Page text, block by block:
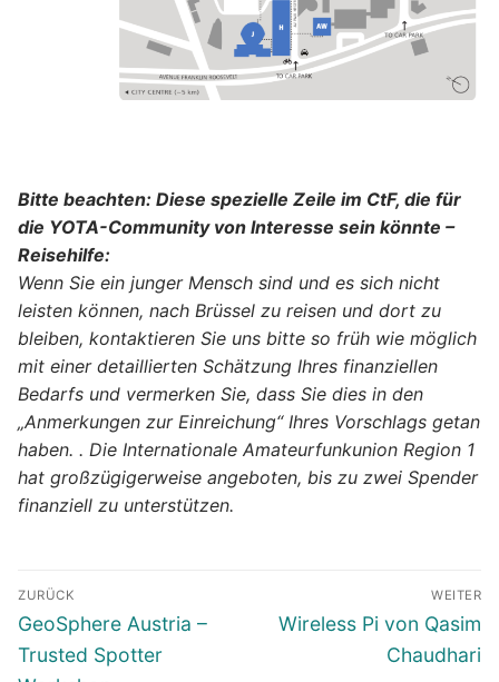
Bitte beachten: Diese spezielle Zeile im CtF, die für
die YOTA-Community von Interesse sein könnte –
Reisehilfe:
Wenn Sie ein junger Mensch sind und es sich nicht
leisten können, nach Brüssel zu reisen und dort zu
bleiben, kontaktieren Sie uns bitte so früh wie möglich
mit einer detaillierten Schätzung Ihres finanziellen
Bedarfs und vermerken Sie, dass Sie dies in den
„Anmerkungen zur Einreichung“ Ihres Vorschlags getan
haben. . Die Internationale Amateurfunkunion Region 1
hat großzügigerweise angeboten, bis zu zwei Spender
finanziell zu unterstützen.
Beitragsnavigation
ZURÜCK
Vorheriger
Beitrag:
GeoSphere Austria –
Trusted Spotter
WEITER
Nächster
Wireless Pi von Qasim
Chaudhari